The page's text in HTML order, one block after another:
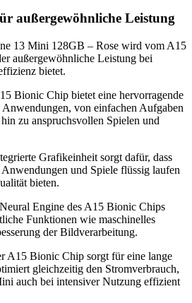
außergewöhnliche Leistung
13 Mini 128GB – Rose wird vom A15
außergewöhnliche Leistung bei
bietet.
Bionic Chip bietet eine hervorragende
von einfachen Aufgaben
zu anspruchsvollen Spielen und
Grafikeinheit sorgt dafür, dass
und Spiele flüssig laufen
bieten.
Engine des A15 Bionic Chips
Funktionen wie maschinelles
der Bildverarbeitung.
A15 Bionic Chip sorgt für eine lange
gleichzeitig den Stromverbrauch,
auch bei intensiver Nutzung effizient